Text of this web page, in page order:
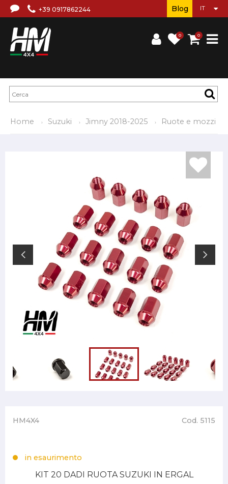
+39 0917862244
0 0
Blog
Home Suzuki Jimny 2018-2025 Ruote e mozzi
HM4X4 Cod. 5115
in esaurimento
KIT 20 DADI RUOTA SUZUKI IN ERGAL